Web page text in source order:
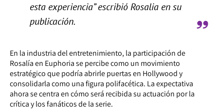
esta experiencia” escribió Rosalia en su
publicación.
En la industria del entretenimiento, la participación de
Rosalía en Euphoria se percibe como un movimiento
estratégico que podría abrirle puertas en Hollywood y
consolidarla como una figura polifacética. La expectativa
ahora se centra en cómo será recibida su actuación por la
crítica y los fanáticos de la serie.